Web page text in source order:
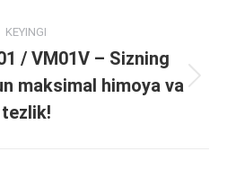
KEYINGI
Next
post:
/ VM01V – Sizning
maksimal himoya va
tezlik!